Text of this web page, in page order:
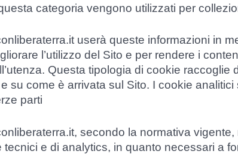
categoria vengono utilizzati per
userà queste informazioni in
l’utilizzo del Sito e per rendere i
Questa tipologia di cookie raccoglie
e su come è arrivata sul Sito. I cookie
parti
secondo la normativa
tecnici e di analytics, in quanto necessari a